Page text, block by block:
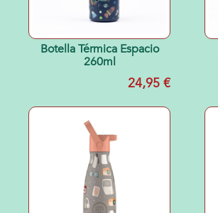
Botella Térmica Espacio
260ml
24,95 €